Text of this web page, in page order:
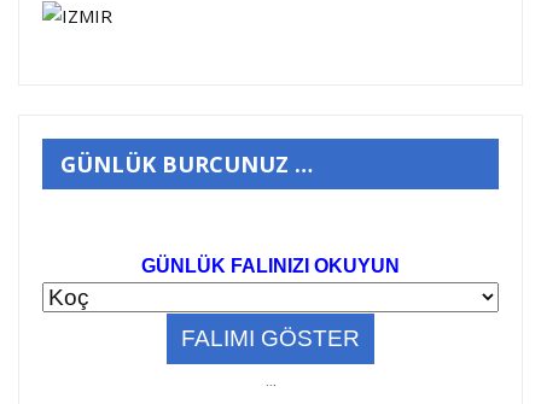
GÜNLÜK BURCUNUZ …
GÜNLÜK FALINIZI OKUYUN
...